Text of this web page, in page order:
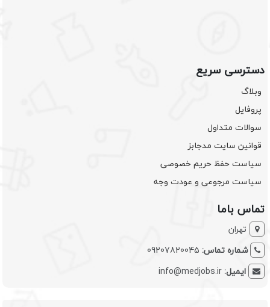
دسترسی سریع
وبلاگ
پروفایل
سوالات متداول
قوانین سایت مدجابز
سیاست حفظ حریم خصوصی
سیاست مرجوعی و عودت وجه
تماس باما
تهران
شماره تماس: 09207820045
ایمیل:info@medjobs.ir